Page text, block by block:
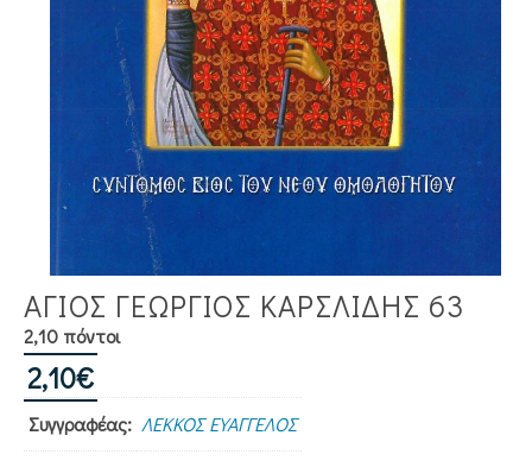
ΑΓΙΟΣ ΓΕΩΡΓΙΟΣ ΚΑΡΣΛΙΔΗΣ 63
2,10 πόντοι
2,10€
Συγγραφέας: ΛΕΚΚΟΣ ΕΥΑΓΓΕΛΟΣ